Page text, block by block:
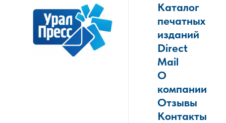
Каталог
печатных
изданий
Direct
Mail
О
компании
Отзывы
Контакты